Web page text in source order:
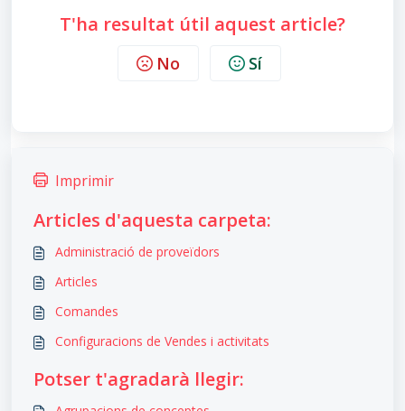
T'ha resultat útil aquest article?
No Sí
Imprimir
Articles d'aquesta carpeta:
Administració de proveïdors
Articles
Comandes
Configuracions de Vendes i activitats
Potser t'agradarà llegir: